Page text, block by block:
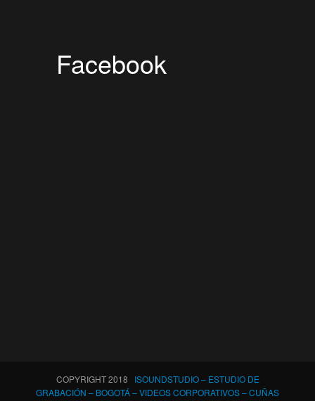
Facebook
COPYRIGHT 2018
ISOUNDSTUDIO – ESTUDIO DE
GRABACIÓN – BOGOTÁ – VIDEOS CORPORATIVOS – CUÑAS